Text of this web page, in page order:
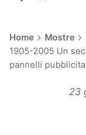
Home
Mostre
1905-2005 Un
pannelli
23